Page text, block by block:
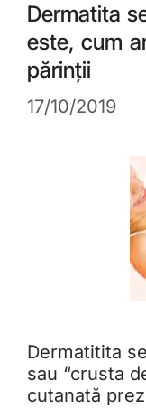
Dermatita
este, cum
părinții
17/10/2019
Dermatitita
sau “crusta
cutanată